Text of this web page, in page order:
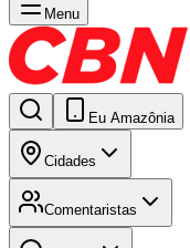
Menu
Eu Amazônia
Cidades
Comentaristas